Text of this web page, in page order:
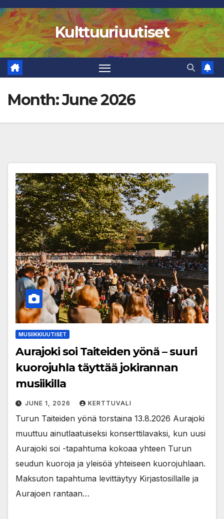
Skip
to
content
Kulttuuriuutiset
Month:June 2026
MUSIIKKIUUTISET
Aurajoki soi Taiteiden yönä – suuri
kuorojuhla täyttää jokirannan
musiikilla
JUNE 1, 2026 KERTTUVALI
Turun Taiteiden yönä torstaina 13.8.2026 Aurajoki
muuttuu ainutlaatuiseksi konserttilavaksi, kun uusi
Aurajoki soi -tapahtuma kokoaa yhteen Turun
seudun kuoroja ja yleisöä yhteiseen kuorojuhlaan.
Maksuton tapahtuma levittäytyy Kirjastosillalle ja
Aurajoen rantaan…